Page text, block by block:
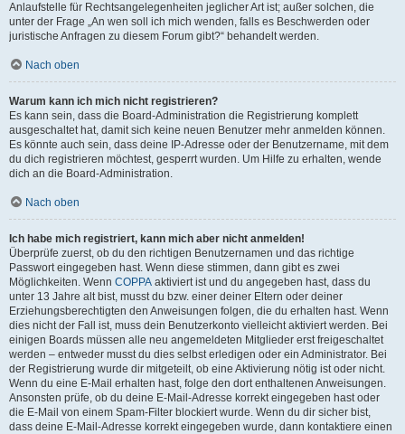
Anlaufstelle für Rechtsangelegenheiten jeglicher Art ist; außer solchen, die
unter der Frage „An wen soll ich mich wenden, falls es Beschwerden oder
juristische Anfragen zu diesem Forum gibt?“ behandelt werden.
Nach oben
Warum kann ich mich nicht registrieren?
Es kann sein, dass die Board-Administration die Registrierung komplett
ausgeschaltet hat, damit sich keine neuen Benutzer mehr anmelden können.
Es könnte auch sein, dass deine IP-Adresse oder der Benutzername, mit dem
du dich registrieren möchtest, gesperrt wurden. Um Hilfe zu erhalten, wende
dich an die Board-Administration.
Nach oben
Ich habe mich registriert, kann mich aber nicht anmelden!
Überprüfe zuerst, ob du den richtigen Benutzernamen und das richtige
Passwort eingegeben hast. Wenn diese stimmen, dann gibt es zwei
Möglichkeiten. Wenn COPPA aktiviert ist und du angegeben hast, dass du
unter 13 Jahre alt bist, musst du bzw. einer deiner Eltern oder deiner
Erziehungsberechtigten den Anweisungen folgen, die du erhalten hast. Wenn
dies nicht der Fall ist, muss dein Benutzerkonto vielleicht aktiviert werden. Bei
einigen Boards müssen alle neu angemeldeten Mitglieder erst freigeschaltet
werden – entweder musst du dies selbst erledigen oder ein Administrator. Bei
der Registrierung wurde dir mitgeteilt, ob eine Aktivierung nötig ist oder nicht.
Wenn du eine E-Mail erhalten hast, folge den dort enthaltenen Anweisungen.
Ansonsten prüfe, ob du deine E-Mail-Adresse korrekt eingegeben hast oder
die E-Mail von einem Spam-Filter blockiert wurde. Wenn du dir sicher bist,
dass deine E-Mail-Adresse korrekt eingegeben wurde, dann kontaktiere einen